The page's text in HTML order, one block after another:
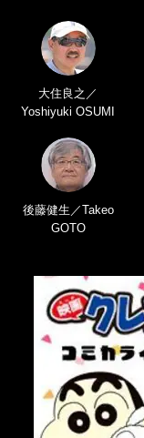
大住良之／
Yoshiyuki OSUMI
後藤健生／Takeo
GOTO